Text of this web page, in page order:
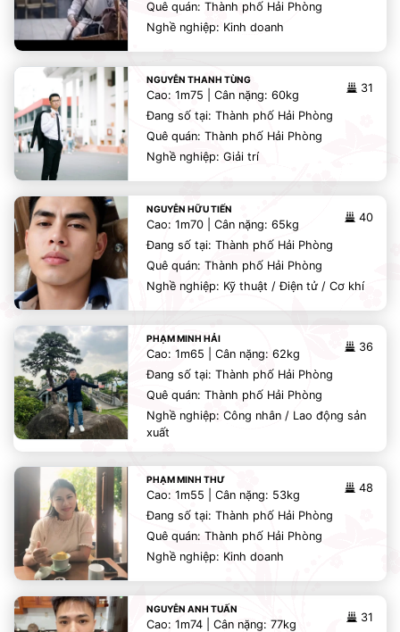
Quê quán: Thành phố Hải Phòng
Nghề nghiệp: Kinh doanh
NGUYỄN THANH TÙNG
31
Cao: 1m75 | Cân nặng: 60kg
Đang số tại: Thành phố Hải Phòng
Quê quán: Thành phố Hải Phòng
Nghề nghiệp: Giải trí
NGUYỄN HỮU TIẾN
40
Cao: 1m70 | Cân nặng: 65kg
Đang số tại: Thành phố Hải Phòng
Quê quán: Thành phố Hải Phòng
Nghề nghiệp: Kỹ thuật / Điện tử / Cơ khí
PHẠM MINH HẢI
36
Cao: 1m65 | Cân nặng: 62kg
Đang số tại: Thành phố Hải Phòng
Quê quán: Thành phố Hải Phòng
Nghề nghiệp: Công nhân / Lao động sản
xuất
PHẠM MINH THƯ
48
Cao: 1m55 | Cân nặng: 53kg
Đang số tại: Thành phố Hải Phòng
Quê quán: Thành phố Hải Phòng
Nghề nghiệp: Kinh doanh
NGUYỄN ANH TUẤN
31
Cao: 1m74 | Cân nặng: 77kg